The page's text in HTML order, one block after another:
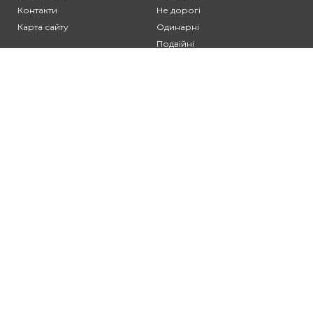
Контакти
Карта сайту
Не дорогі
Одинарні
Подвійні